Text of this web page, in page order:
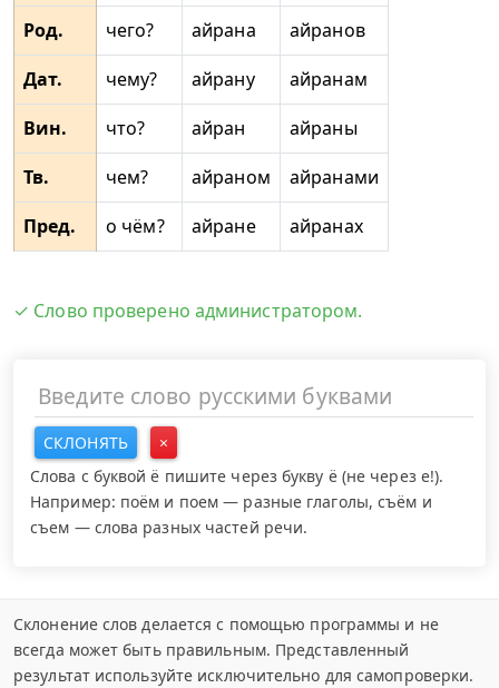
Род.
чего? айрана
айранов
Дат.
чему? айрану
айранам
Вин.
что? айран
айраны
Тв.
чем? айраном
айранами
Пред.
о чём? айране айранах
✓ Слово проверено администратором.
СКЛОНЯТЬ
×
Слова с буквой ё пишите через букву ё (не через е!).
Например: поём и поем — разные глаголы, съём и
съем — слова разных частей речи.
Склонение слов делается с помощью программы и не
всегда может быть правильным. Представленный
результат используйте исключительно для самопроверки.